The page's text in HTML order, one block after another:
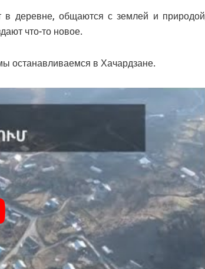
деревне, общаются с землей и природой,
что-то новое.
останавливаемся в Хачардзане.